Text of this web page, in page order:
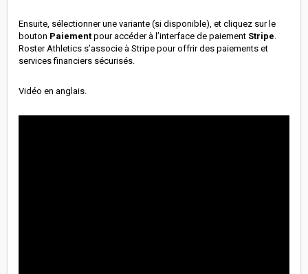
Ensuite, sélectionner une variante (si disponible), et cliquez sur le
bouton Paiement pour accéder à l’interface de paiement Stripe
Roster Athletics s’associe à Stripe pour offrir des paiements et
services financiers sécurisés.
Vidéo en anglais.